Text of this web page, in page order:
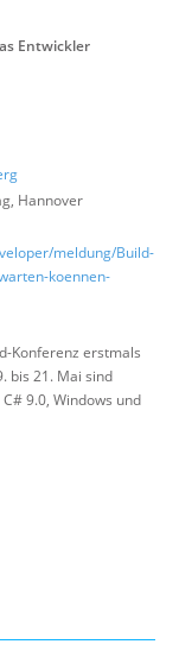
Entwickler
, Hannover
meldung/Build-
koennen-
Konferenz erstmals
bis 21. Mai sind
9.0, Windows und